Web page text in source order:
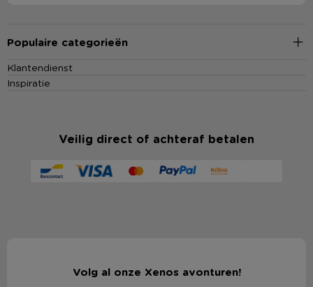
Populaire categorieën
Klantendienst
Inspiratie
Veilig direct of achteraf betalen
Volg al onze Xenos avonturen!